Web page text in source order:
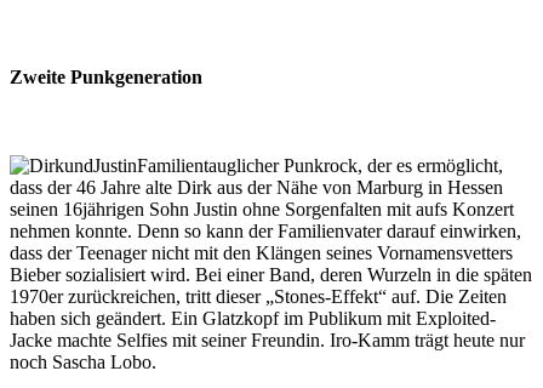
Zweite Punkgeneration
Familientauglicher Punkrock, der es ermöglicht,
dass der 46 Jahre alte Dirk aus der Nähe von Marburg in Hessen
seinen 16jährigen Sohn Justin ohne Sorgenfalten mit aufs Konzert
nehmen konnte. Denn so kann der Familienvater darauf einwirken,
dass der Teenager nicht mit den Klängen seines Vornamensvetters
Bieber sozialisiert wird. Bei einer Band, deren Wurzeln in die späten
1970er zurückreichen, tritt dieser „Stones-Effekt“ auf. Die Zeiten
haben sich geändert. Ein Glatzkopf im Publikum mit Exploited-
Jacke machte Selfies mit seiner Freundin. Iro-Kamm trägt heute nur
noch Sascha Lobo.